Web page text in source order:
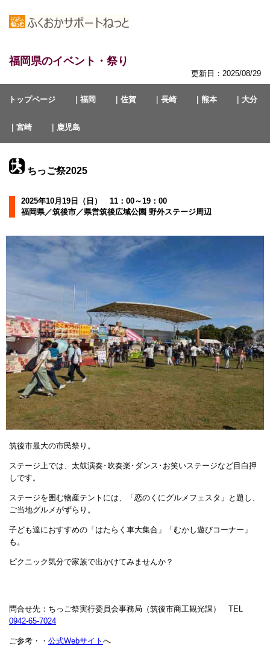
福岡県のイベント・祭り
更新日：2025/08/29
トップページ ｜福岡 ｜佐賀 ｜長崎 ｜熊本 ｜大分
｜宮崎 ｜鹿児島
ちっご祭2025
2025年10月19日（日） 11：00～19：00
福岡県／筑後市／県営筑後広域公園 野外ステージ周辺
筑後市最大の市民祭り。
ステージ上では、太鼓演奏･吹奏楽･ダンス･お笑いステージなど目白押
しです。
ステージを囲む物産テントには、「恋のくにグルメフェスタ」と題し、
ご当地グルメがずらり。
子ども達におすすめの「はたらく車大集合」「むかし遊びコーナー」
も。
ピクニック気分で家族で出かけてみませんか？
問合せ先：ちっご祭実行委員会事務局（筑後市商工観光課） TEL
0942-65-7024
ご参考・・ 公式Webサイト へ